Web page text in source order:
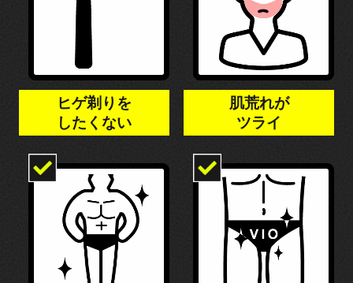
ヒゲ剃りを
したくない
肌荒れが
ツライ